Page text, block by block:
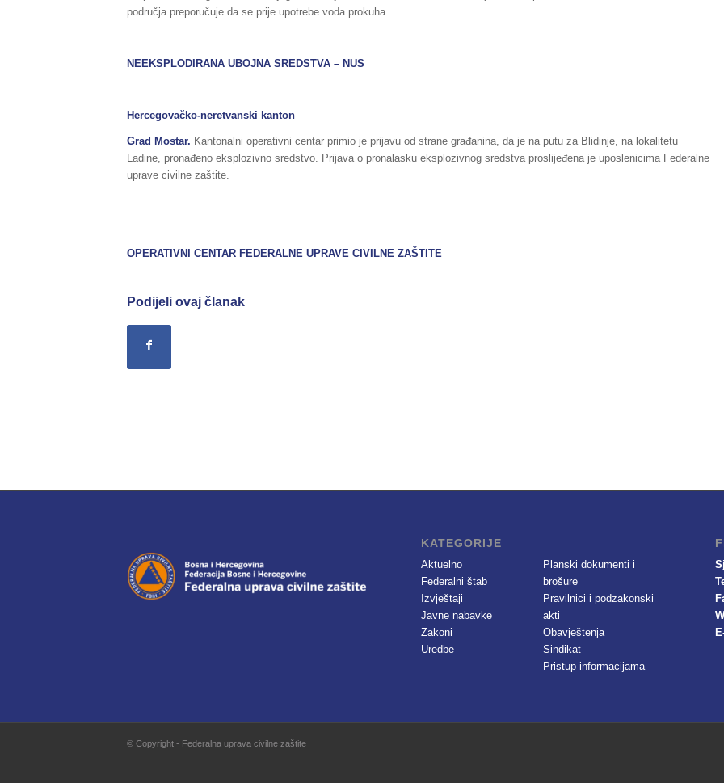
područja preporučuje da se prije upotrebe voda prokuha.
NEEKSPLODIRANA UBOJNA SREDSTVA – NUS
Hercegovačko-neretvanski kanton
Grad Mostar. Kantonalni operativni centar primio je prijavu od strane građanina, da je na putu za Blidinje, na lokalitetu
Ladine, pronađeno eksplozivno sredstvo. Prijava o pronalasku eksplozivnog sredstva proslijeđena je uposlenicima Federalne
uprave civilne zaštite.
OPERATIVNI CENTAR FEDERALNE UPRAVE CIVILNE ZAŠTITE
Podijeli ovaj članak
KATEGORIJE
Aktuelno
Federalni štab
Izvještaji
Javne nabavke
Zakoni
Uredbe
Planski dokumenti i
brošure
Pravilnici i podzakonski
akti
Obavještenja
Sindikat
Pristup informacijama
© Copyright - Federalna uprava civilne zaštite